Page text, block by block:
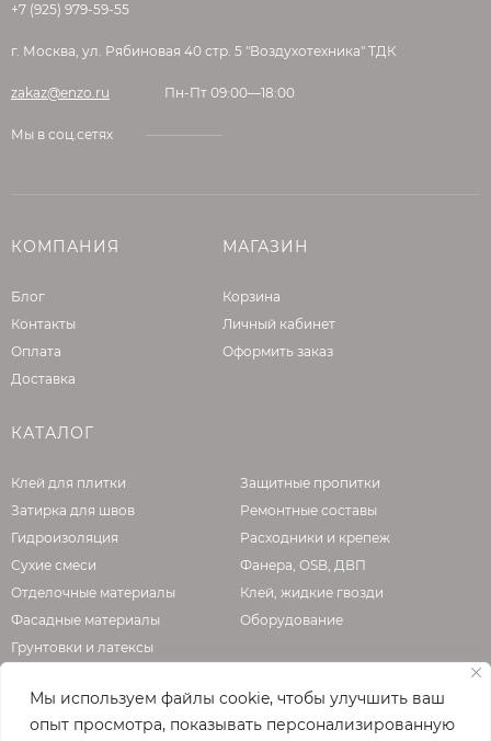
Мы используем файлы cookie, чтобы улучшить ваш
опыт просмотра, показывать персонализированную
+7 (925) 979-59-55
г. Москва, ул. Рябиновая 40 стр. 5 "Воздухотехника" ТДК
zakaz@enzo.ru Пн-Пт 09:00—18:00
Мы в соц.сетях
КОМПАНИЯ
Блог
Контакты
Оплата
Доставка
МАГАЗИН
Корзина
Личный кабинет
Оформить заказ
КАТАЛОГ
Клей для плитки
Затирка для швов
Гидроизоляция
Сухие смеси
Отделочные материалы
Фасадные материалы
Грунтовки и латексы
Защитные пропитки
Ремонтные составы
Расходники и крепеж
Фанера, OSB, ДВП
Клей, жидкие гвозди
Оборудование
О КОМПАНИИ